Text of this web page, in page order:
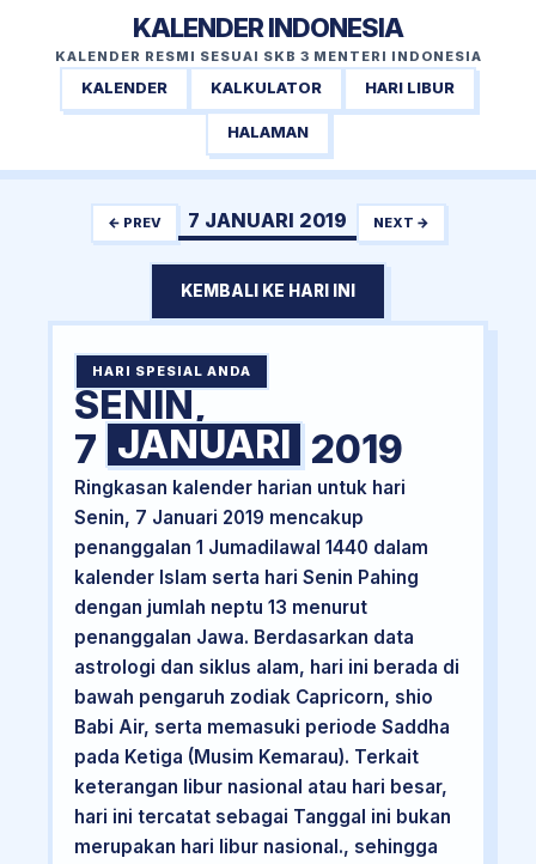
KALENDER INDONESIA
KALENDER RESMI SESUAI SKB 3 MENTERI INDONESIA
KALENDER KALKULATOR HARI LIBUR
HALAMAN
← PREV 7 JANUARI 2019 NEXT →
KEMBALI KE HARI INI
HARI SPESIAL ANDA
SENIN,
7 JANUARI 2019
Ringkasan kalender harian untuk hari
Senin, 7 Januari 2019 mencakup
penanggalan 1 Jumadilawal 1440 dalam
kalender Islam serta hari Senin Pahing
dengan jumlah neptu 13 menurut
penanggalan Jawa. Berdasarkan data
astrologi dan siklus alam, hari ini berada di
bawah pengaruh zodiak Capricorn, shio
Babi Air, serta memasuki periode Saddha
pada Ketiga (Musim Kemarau). Terkait
keterangan libur nasional atau hari besar,
hari ini tercatat sebagai Tanggal ini bukan
merupakan hari libur nasional., sehingga